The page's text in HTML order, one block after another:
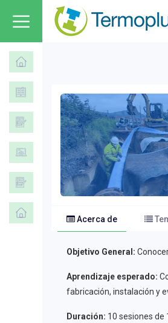
Acerca de
Objetivo General:
Aprendizaje esperado:
fabricación, instalación y
Duración: 10 sesiones de